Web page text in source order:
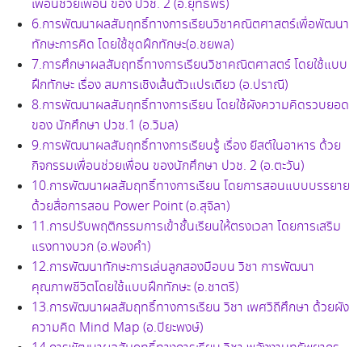
เพื่อนช่วยเพื่อน ของ ปวช. 2 (อ.ยุทธพร)
6.การพัฒนาผลสัมฤทธิ์ทางการเรียนวิชาคณิตศาสตร์เพื่อพัฒนา
ทักษะการคิด โดยใช้ชุดฝึกทักษะ(อ.ชยพล)
7.การศึกษาผลสัมฤทธิ์ทางการเรียนวิชาคณิตศาสตร์ โดยใช้แบบ
ฝึกทักษะ เรื่อง สมการเชิงเส้นตัวแปรเดียว (อ.ปราณี)
8.การพัฒนาผลสัมฤทธิ์ทางการเรียน โดยใช้ผังความคิดรวบยอด
ของ นักศึกษา ปวช.1 (อ.วิมล)
9.การพัฒนาผลสัมฤทธิ์ทางการเรียนรู้ เรื่อง ยีสต์ในอาหาร ด้วย
กิจกรรมเพื่อนช่วยเพื่อน ของนักศึกษา ปวช. 2 (อ.ตะวัน)
10.การพัฒนาผลสัมฤทธิ์ทางการเรียน โดยการสอนแบบบรรยาย
ด้วยสื่อการสอน Power Point (อ.สุจิลา)
11.การปรับพฤติกรรมการเข้าชั้นเรียนให้ตรงเวลา โดยการเสริม
แรงทางบวก (อ.ฟองคำ)
12.การพัฒนาทักษะการเล่นลูกสองมือบน วิชา การพัฒนา
คุณภาพชีวิตโดยใช้แบบฝึกทักษะ (อ.ชาตรี)
13.การพัฒนาผลสัมฤทธิ์ทางการเรียน วิชา เพศวิถีศึกษา ด้วยผัง
ความคิด Mind Map (อ.ปิยะพงษ์)